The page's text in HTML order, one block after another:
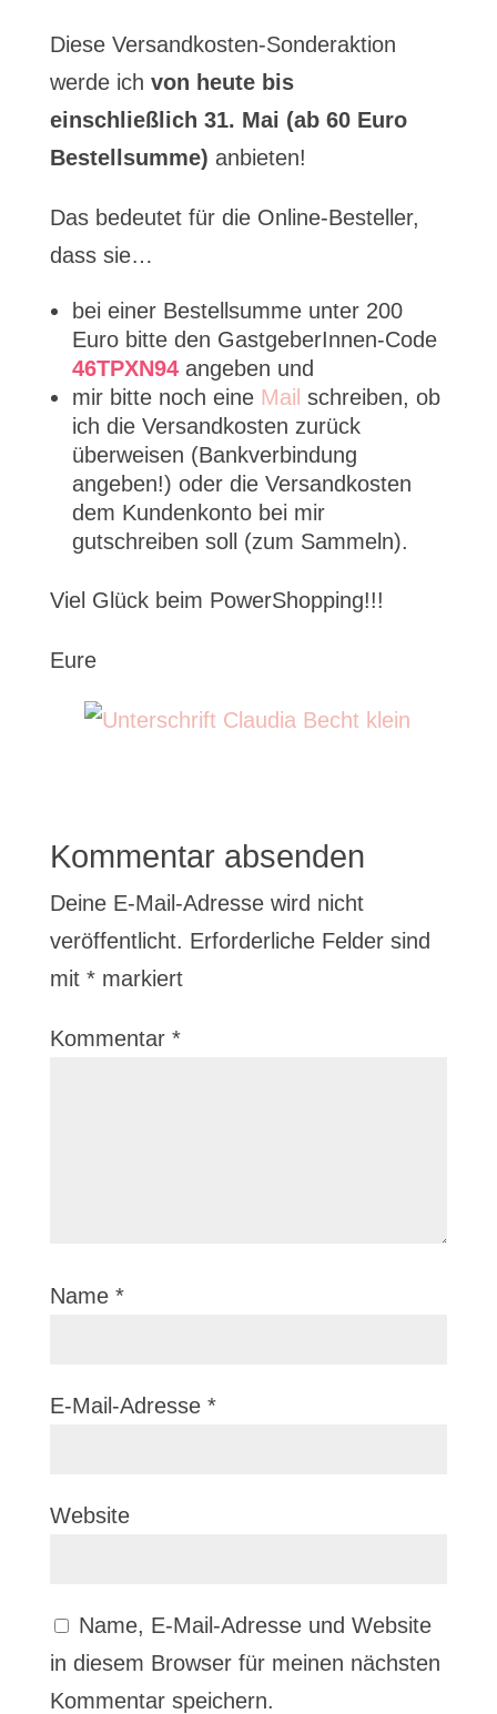
Diese Versandkosten-Sonderaktion
werde ich von heute bis
einschließlich 31. Mai (ab 60 Euro
Bestellsumme) anbieten!
Das bedeutet für die Online-Besteller,
dass sie…
bei einer Bestellsumme unter 200
Euro bitte den GastgeberInnen-Code
46TPXN94angeben und
mir bitte noch eine Mail schreiben, ob
ich die Versandkosten zurück
überweisen (Bankverbindung
angeben!) oder die Versandkosten
dem Kundenkonto bei mir
gutschreiben soll (zum Sammeln).
Viel Glück beim PowerShopping!!!
Eure
Kommentar absenden
Deine E-Mail-Adresse wird nicht
veröffentlicht. Erforderliche Felder sind
mit *markiert
Kommentar *
Name *
E-Mail-Adresse *
Website
Name, E-Mail-Adresse und Website
in diesem Browser für meinen nächsten
Kommentar speichern.